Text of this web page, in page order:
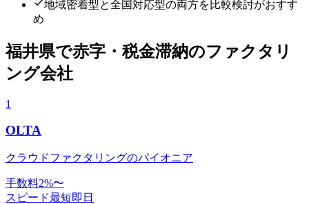
地域密着型と全国対応型の両方を比較検討がおすす
め
福井県で赤字・税金滞納のファクタリ
ング会社
1
OLTA
クラウドファクタリングのパイオニア
手数料2%〜
スピード最短即日